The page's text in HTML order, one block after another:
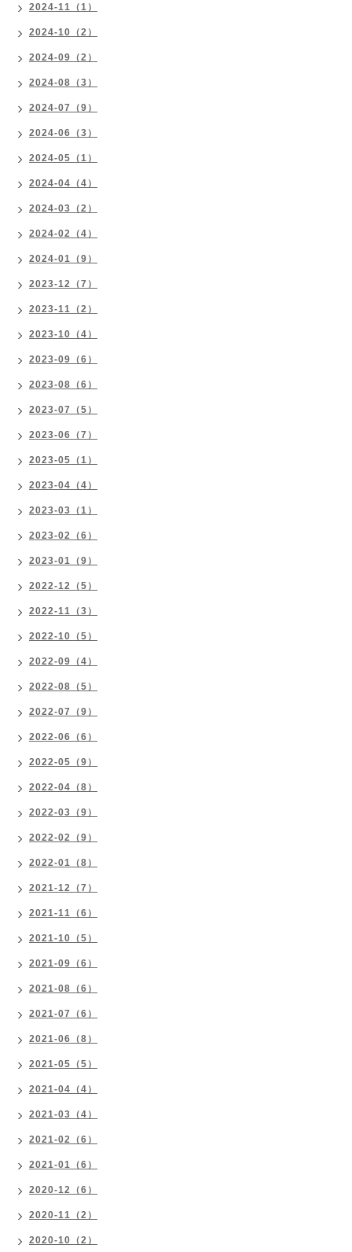
2024-11（1）
2024-10（2）
2024-09（2）
2024-08（3）
2024-07（9）
2024-06（3）
2024-05（1）
2024-04（4）
2024-03（2）
2024-02（4）
2024-01（9）
2023-12（7）
2023-11（2）
2023-10（4）
2023-09（6）
2023-08（6）
2023-07（5）
2023-06（7）
2023-05（1）
2023-04（4）
2023-03（1）
2023-02（6）
2023-01（9）
2022-12（5）
2022-11（3）
2022-10（5）
2022-09（4）
2022-08（5）
2022-07（9）
2022-06（6）
2022-05（9）
2022-04（8）
2022-03（9）
2022-02（9）
2022-01（8）
2021-12（7）
2021-11（6）
2021-10（5）
2021-09（6）
2021-08（6）
2021-07（6）
2021-06（8）
2021-05（5）
2021-04（4）
2021-03（4）
2021-02（6）
2021-01（6）
2020-12（6）
2020-11（2）
2020-10（2）